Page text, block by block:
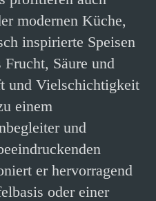
modernen Küche,
inspirierte Speisen
Säure und
und Vielschichtigkeit
einem
und
er hervorragend
oder einer